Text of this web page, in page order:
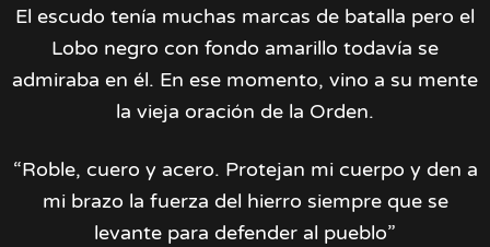
El escudo tenía muchas marcas de batalla pero el
Lobo negro con fondo amarillo todavía se
admiraba en él. En ese momento, vino a su mente
la vieja oración de la Orden.
“Roble, cuero y acero. Protejan mi cuerpo y den a
mi brazo la fuerza del hierro siempre que se
levante para defender al pueblo”